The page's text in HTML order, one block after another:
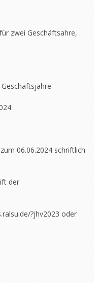
zwei Geschäftsahre,
06.06.2024 schriftlich
der
?jhv2023 oder